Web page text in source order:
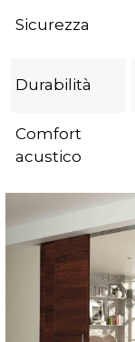
Sicurezza
Durabilità
Comfort
acustico